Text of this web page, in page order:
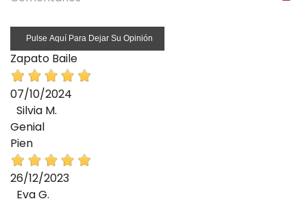
Pulse Aquí Para Dejar Su Opinión
Zapato Baile
07/10/2024
Silvia M.
Genial
Pien
26/12/2023
Eva G.